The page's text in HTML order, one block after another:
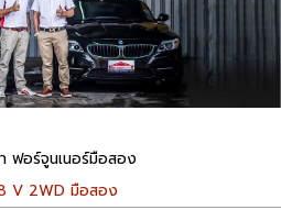
ฟอร์จูนเนอร์มือสอง
V 2WD มือสอง